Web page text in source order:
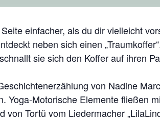
einfacher, als du dir vielleicht
neben sich einen
sie sich den Koffer auf ihren
von Nadine
Yoga-Motorische Elemente fließen
Tortü vom Liedermacher